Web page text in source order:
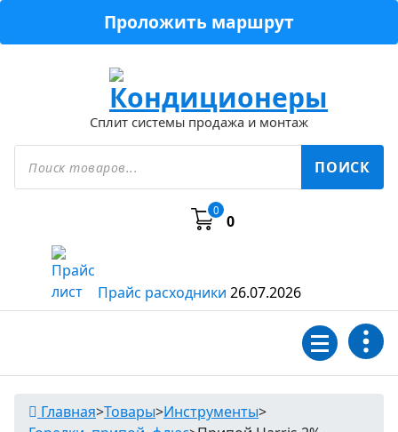
Проложить маршрут
Сплит системы продажа и монтаж
Поиск
товаров ПОИСК
0
0
Прайс расходники 26.07.2026
Главная>Товары>Инструменты>